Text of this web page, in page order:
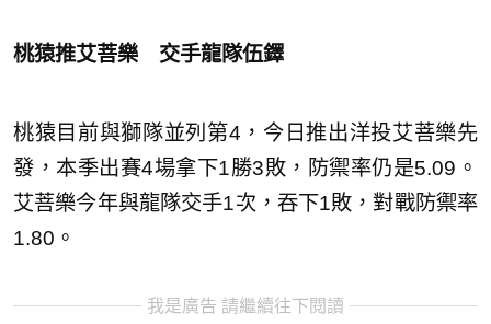
桃猿推艾菩樂 交手龍隊伍鐸
桃猿目前與獅隊並列第4，今日推出洋投艾菩樂先
發，本季出賽4場拿下1勝3敗，防禦率仍是5.09。
艾菩樂今年與龍隊交手1次，吞下1敗，對戰防禦率
1.80。
我是廣告 請繼續往下閱讀